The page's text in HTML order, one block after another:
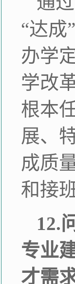
“达成
办学
学改
根本
展、
成质
和接
12.
专业
才需